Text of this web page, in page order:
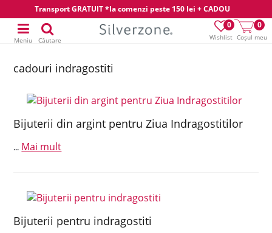
Transport GRATUIT *la comenzi peste 150 lei + CADOU
Wishlist
0
Coșul meu
0
Meniu Căutare
cadouri indragostiti
Bijuterii din argint pentru Ziua Indragostitilor
... Mai mult
Bijuterii pentru indragostiti